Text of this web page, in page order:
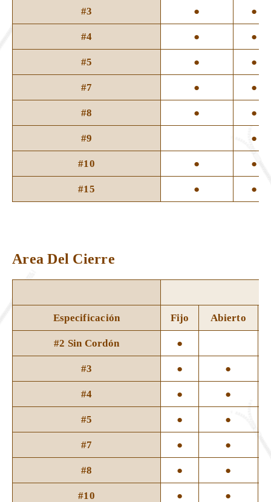
#3 ● ●
#4 ● ●
#5 ● ●
#7 ● ●
#8 ● ●
#9 ●
#10 ● ●
#15 ● ●
Area Del Cierre
Especificación Fijo Abierto
#2 Sin Cordón ●
#3 ● ●
#4 ● ●
#5 ● ●
#7 ● ●
#8 ● ●
#10 ● ●